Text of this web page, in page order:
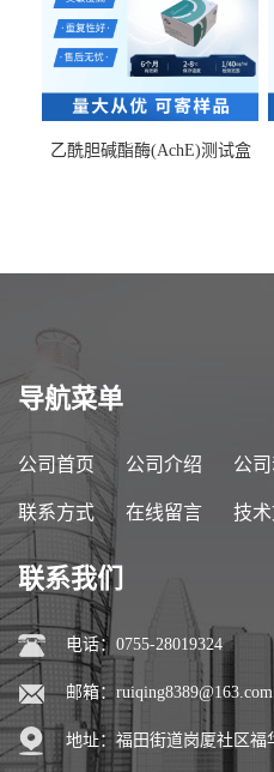
乙酰胆碱酯酶(AchE)测试盒
导航菜单
公司首页 公司介绍 公
联系方式 在线留言 技
联系我们
电话：0755-28019324
邮箱： ruiqing8389@163.com
地址：福田街道岗厦社区福